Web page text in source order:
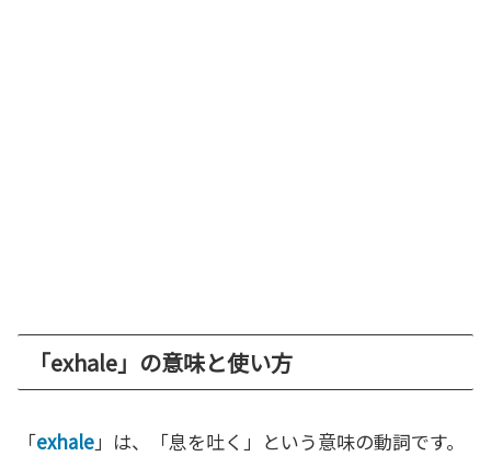
「exhale」の意味と使い方
「exhale」は、「息を吐く」という意味の動詞です。